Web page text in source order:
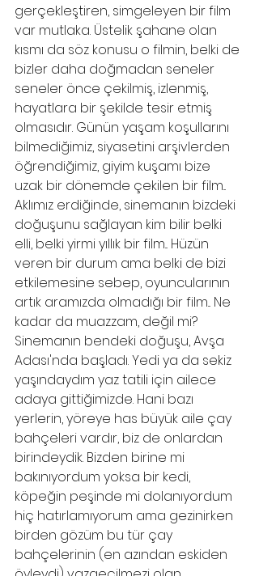
gerçekleştiren, simgeleyen bir film
var mutlaka. Üstelik şahane olan
kısmı da söz konusu o filmin, belki de
bizler daha doğmadan seneler
seneler önce çekilmiş, izlenmiş,
hayatlara bir şekilde tesir etmiş
olmasıdır. Günün yaşam koşullarını
bilmediğimiz, siyasetini arşivlerden
öğrendiğimiz, giyim kuşamı bize
uzak bir dönemde çekilen bir film...
Aklımız erdiğinde, sinemanın bizdeki
doğuşunu sağlayan kim bilir belki
elli, belki yirmi yıllık bir film... Hüzün
veren bir durum ama belki de bizi
etkilemesine sebep, oyuncularının
artık aramızda olmadığı bir film... Ne
kadar da muazzam, değil mi?
Sinemanın bendeki doğuşu, Avşa
Adası'nda başladı. Yedi ya da sekiz
yaşındaydım yaz tatili için ailece
adaya gittiğimizde. Hani bazı
yerlerin, yöreye has büyük aile çay
bahçeleri vardır, biz de onlardan
birindeydik. Bizden birine mi
bakınıyordum yoksa bir kedi,
köpeğin peşinde mi dolanıyordum
hiç hatırlamıyorum ama gezinirken
birden gözüm bu tür çay
bahçelerinin (en azından eskiden